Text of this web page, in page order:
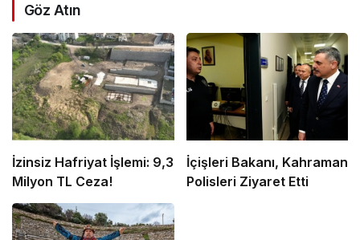
Göz Atın
İzinsiz Hafriyat İşlemi: 9,3
Milyon TL Ceza!
İçişleri Bakanı, Kahraman
Polisleri Ziyaret Etti